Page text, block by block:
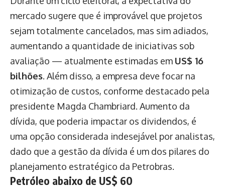
mercado sugere que é improvável que projetos
sejam totalmente cancelados, mas sim adiados,
aumentando a quantidade de iniciativas sob
avaliação — atualmente estimadas em US$ 16
bilhões. Além disso, a empresa deve focar na
otimização de custos, conforme destacado pela
presidente Magda Chambriard. Aumento da
dívida, que poderia impactar os dividendos, é
uma opção considerada indesejável por analistas,
dado que a gestão da dívida é um dos pilares do
planejamento estratégico da Petrobras.
Petróleo abaixo de US$ 60